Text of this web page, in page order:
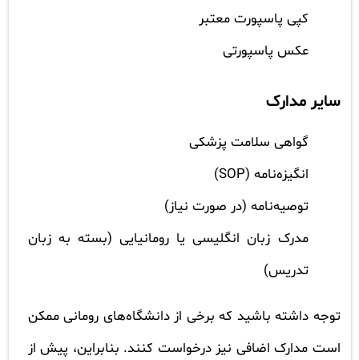
کپی پاسپورت معتبر
عکس پاسپورتی
سایر مدارک
گواهی سلامت پزشکی
انگیزه‌نامه (SOP)
توصیه‌نامه (در صورت نیاز)
مدرک زبان انگلیسی یا رومانیایی (بسته به زبان
تدریس)
توجه داشته باشید که برخی از دانشگاه‌های رومانی ممکن
است مدارک اضافی نیز درخواست کنند. بنابراین، پیش از